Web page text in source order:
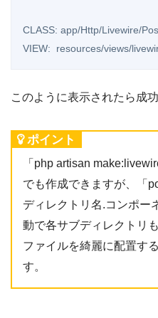
CLASS: app/Http/Livewire/
このように表示されたら成功
ポイント
「php artisan
でも作成できますが、「
ディレクトリ名.コンポー
動で各サブディレクトリ
ファイルを綺麗に配置す
す。